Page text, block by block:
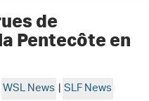
de
Pentecôte en
WSL News|SLF News